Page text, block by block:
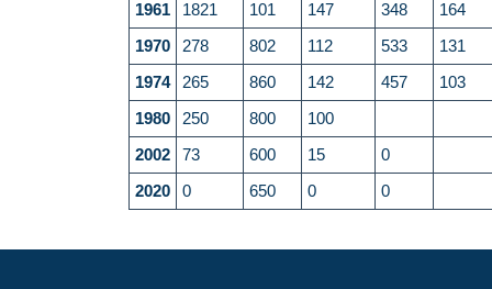
1961
1821 101 147 348
164
1970
278 802 112 533
131
1974
265 860 142 457
103
1980
250 800
100
2002
73 600 15
0
2020
0 650 0 0